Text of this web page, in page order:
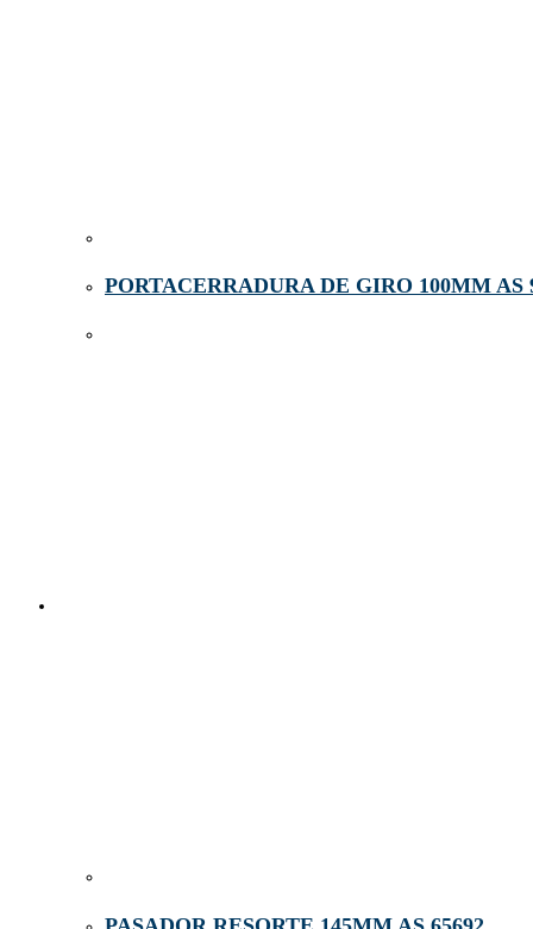
PORTACERRADURA DE GIRO 100MM AS